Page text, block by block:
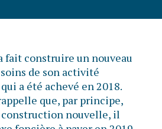
fait construire un nouveau
de son activité
a été achevé en 2018.
que, par principe,
construction nouvelle, il